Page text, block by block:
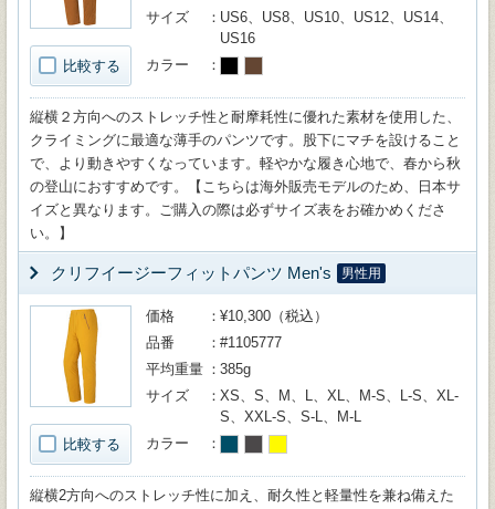
比較する
サイズ
US6、US8、US10、US12、US14、
US16
カラー
縦横２方向へのストレッチ性と耐摩耗性に優れた素材を使用した、
クライミングに最適な薄手のパンツです。股下にマチを設けること
で、より動きやすくなっています。軽やかな履き心地で、春から秋
の登山におすすめです。【こちらは海外販売モデルのため、日本サ
イズと異なります。ご購入の際は必ずサイズ表をお確かめくださ
い。】
クリフイージーフィットパンツ Men's 男性用
比較する
価格
¥10,300（税込）
品番
#1105777
平均重量
385g
サイズ
XS、S、M、L、XL、M-S、L-S、XL-
S、XXL-S、S-L、M-L
カラー
縦横2方向へのストレッチ性に加え、耐久性と軽量性を兼ね備えた